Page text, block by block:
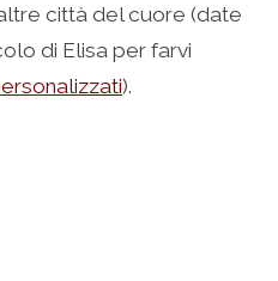
città del cuore (date
di Elisa per farvi
).